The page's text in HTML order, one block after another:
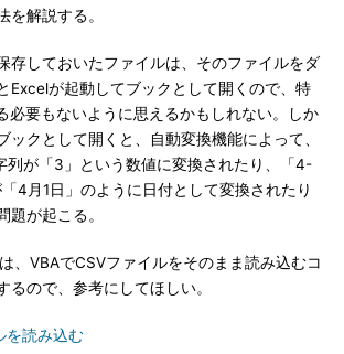
を解説する。
存しておいたファイルは、そのファイルをダ
Excelが起動してブックとして開くので、特
必要もないように思えるかもしれない。しか
ックとして開くと、自動変換機能によって、
列が「3」という数値に変換されたり、「4-
4月1日」のように日付として変換されたり
題が起こる。
、VBAでCSVファイルをそのまま読み込むコ
るので、参考にしてほしい。
を読み込む